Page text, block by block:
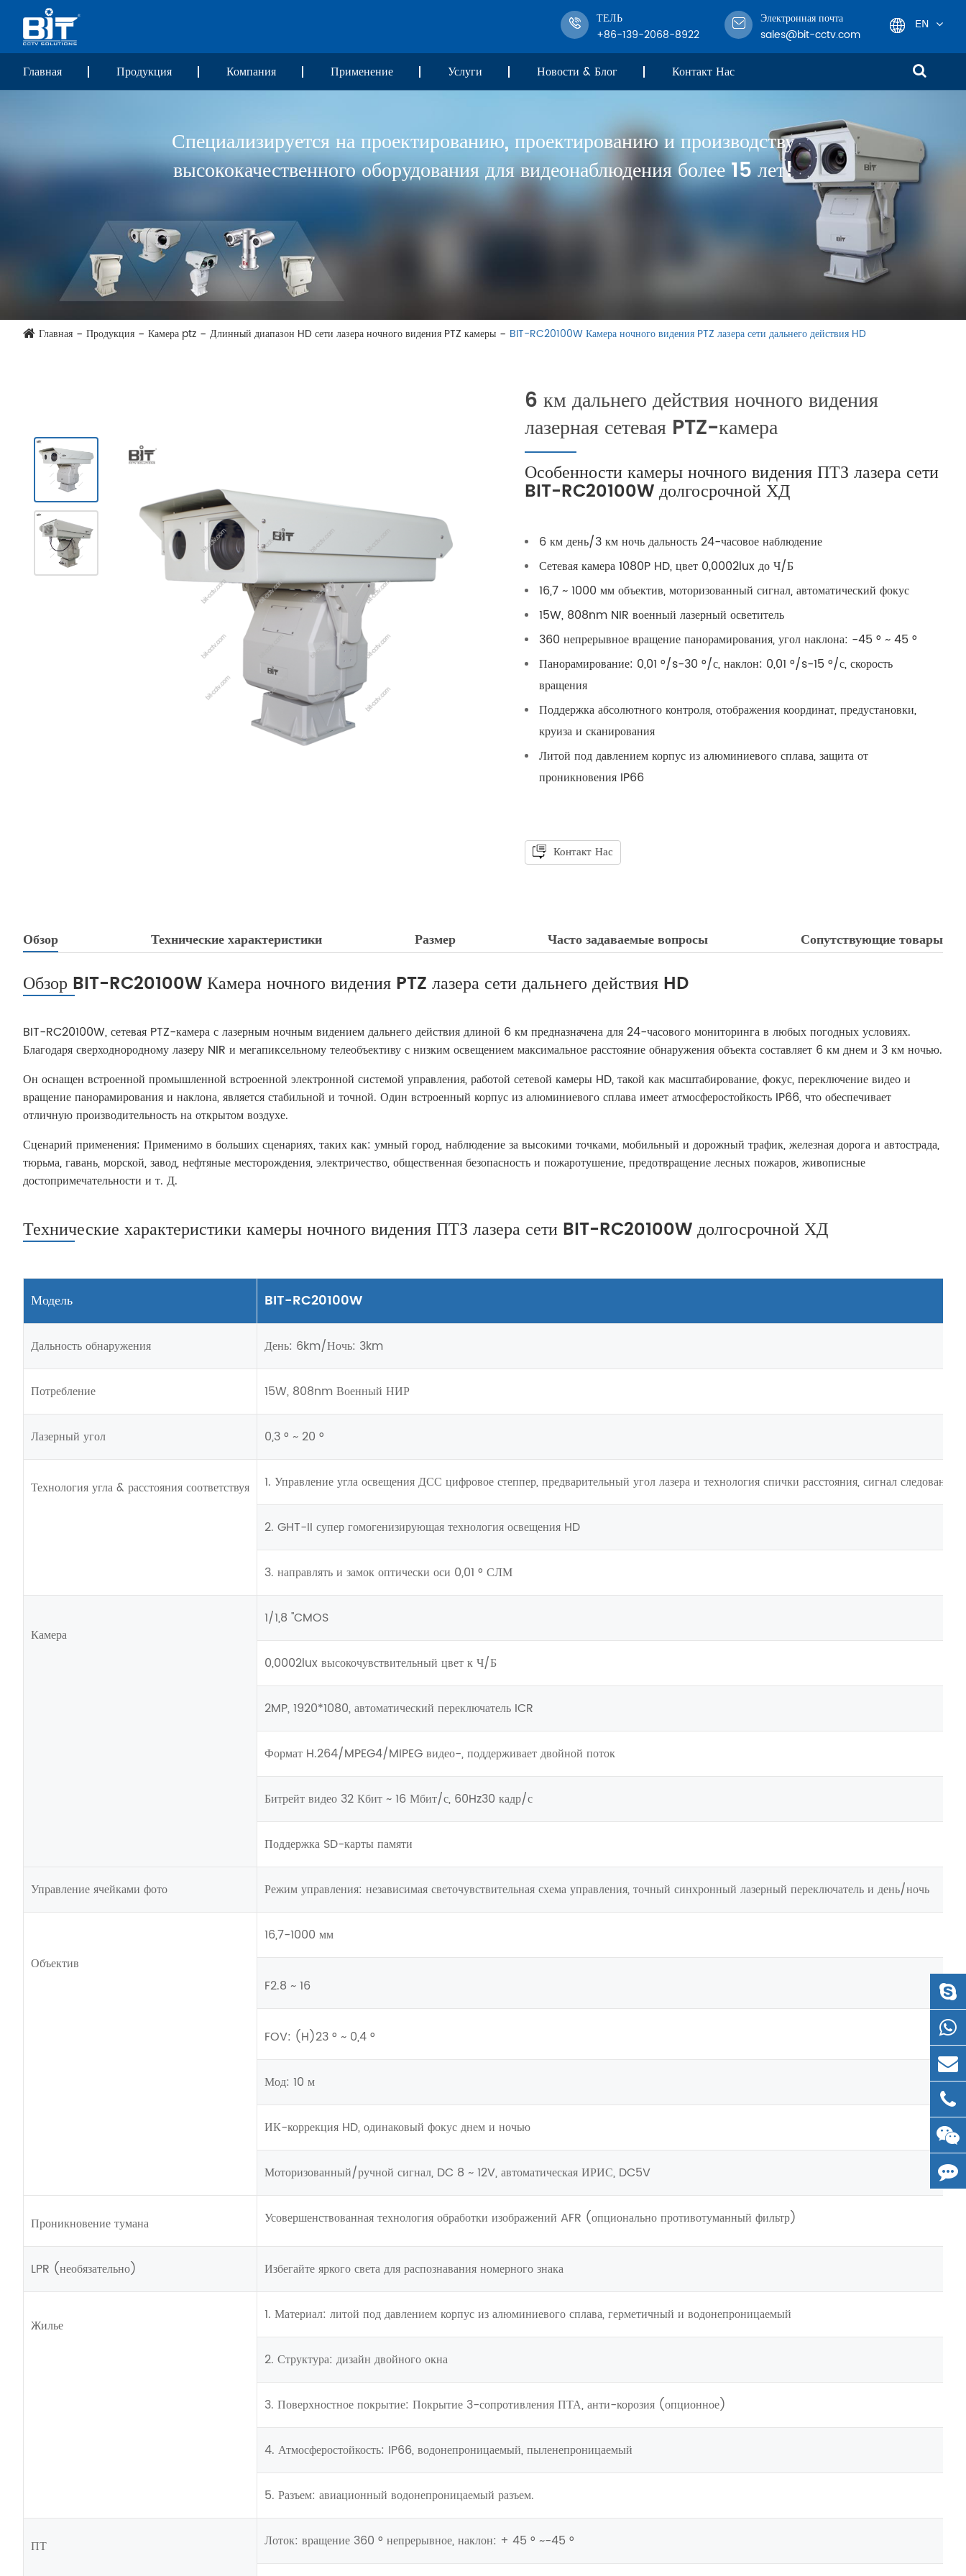
ТЕЛЬ
+86-139-2068-8922
Электронная почта
sales@bit-cctv.com
EN
한국어
français
Deutsch
Español
русский
العربية
ไทย
Svenska
Главная Продукция Компания Применение Услуги Новости & Блог Контакт Нас
Специализируется на проектированию, проектированию и производству
высококачественного оборудования для видеонаблюдения более 15 лет!
Главная Продукция Камера ptz Длинный диапазон HD сети лазера ночного видения PTZ камеры BIT-RC20100W Камера ночного видения PTZ лазера сети дальнего действия HD
6 км дальнего действия ночного видения
лазерная сетевая PTZ-камера
Особенности камеры ночного видения ПТЗ лазера сети
BIT-RC20100W долгосрочной ХД
6 км день/3 км ночь дальность 24-часовое наблюдение
Сетевая камера 1080P HD, цвет 0,0002lux до Ч/Б
16,7 ~ 1000 мм объектив, моторизованный сигнал, автоматический фокус
15W, 808nm NIR военный лазерный осветитель
360 непрерывное вращение панорамирования, угол наклона: -45 ° ~ 45 °
Панорамирование: 0,01 °/s-30 °/с, наклон: 0,01 °/s-15 °/с, скорость
вращения
Поддержка абсолютного контроля, отображения координат, предустановки,
круиза и сканирования
Литой под давлением корпус из алюминиевого сплава, защита от
проникновения IP66
Контакт Нас
Обзор Технические характеристики Размер Часто задаваемые вопросы Сопутствующие товары
Обзор BIT-RC20100W Камера ночного видения PTZ лазера сети дальнего действия HD
BIT-RC20100W, сетевая PTZ-камера с лазерным ночным видением дальнего действия длиной 6 км предназначена для 24-часового мониторинга в любых погодных условиях.
Благодаря сверходнородному лазеру NIR и мегапиксельному телеобъективу с низким освещением максимальное расстояние обнаружения объекта составляет 6 км днем и 3 км ночью.
Он оснащен встроенной промышленной встроенной электронной системой управления, работой сетевой камеры HD, такой как масштабирование, фокус, переключение видео и
вращение панорамирования и наклона, является стабильной и точной. Один встроенный корпус из алюминиевого сплава имеет атмосферостойкость IP66, что обеспечивает
отличную производительность на открытом воздухе.
Сценарий применения: Применимо в больших сценариях, таких как: умный город, наблюдение за высокими точками, мобильный и дорожный трафик, железная дорога и автострада,
тюрьма, гавань, морской, завод, нефтяные месторождения, электричество, общественная безопасность и пожаротушение, предотвращение лесных пожаров, живописные
достопримечательности и т. Д.
Технические характеристики камеры ночного видения ПТЗ лазера сети BIT-RC20100W долгосрочной ХД
Модель BIT-RC20100W
Дальность обнаружения День: 6km/Ночь: 3km
Потребление 15W, 808nm Военный НИР
Лазерный угол 0,3 ° ~ 20 °
Технология угла & расстояния соответствуя 1. Управление угла освещения ДСС цифровое степпер, предварительный угол лазера и технология спички расстояния, сигнал следования
2. GHT-II супер гомогенизирующая технология освещения HD
3. направлять и замок оптически оси 0,01 ° СЛМ
Камера
1/1,8 ''CMOS
0,0002lux высокочувствительный цвет к Ч/Б
2MP, 1920*1080, автоматический переключатель ICR
Формат H.264/MPEG4/MIPEG видео-, поддерживает двойной поток
Битрейт видео 32 Кбит ~ 16 Мбит/с, 60Hz30 кадр/с
Поддержка SD-карты памяти
Управление ячейками фото Режим управления: независимая светочувствительная схема управления, точный синхронный лазерный переключатель и день/ночь
Объектив
16,7-1000 мм
F2.8 ~ 16
FOV: (H)23 ° ~ 0,4 °
Мод: 10 м
ИК-коррекция HD, одинаковый фокус днем и ночью
Моторизованный/ручной сигнал, DC 8 ~ 12V, автоматическая ИРИС, DC5V
Проникновение тумана Усовершенствованная технология обработки изображений AFR (опционально противотуманный фильтр)
LPR (необязательно) Избегайте яркого света для распознавания номерного знака
Жилье
1. Материал: литой под давлением корпус из алюминиевого сплава, герметичный и водонепроницаемый
2. Структура: дизайн двойного окна
3. Поверхностное покрытие: Покрытие 3-сопротивления ПТА, анти-корозия (опционное)
4. Атмосферостойкость: IP66, водонепроницаемый, пыленепроницаемый
5. Разъем: авиационный водонепроницаемый разъем.
ПТ Лоток: вращение 360 ° непрерывное, наклон: + 45 ° ~-45 °